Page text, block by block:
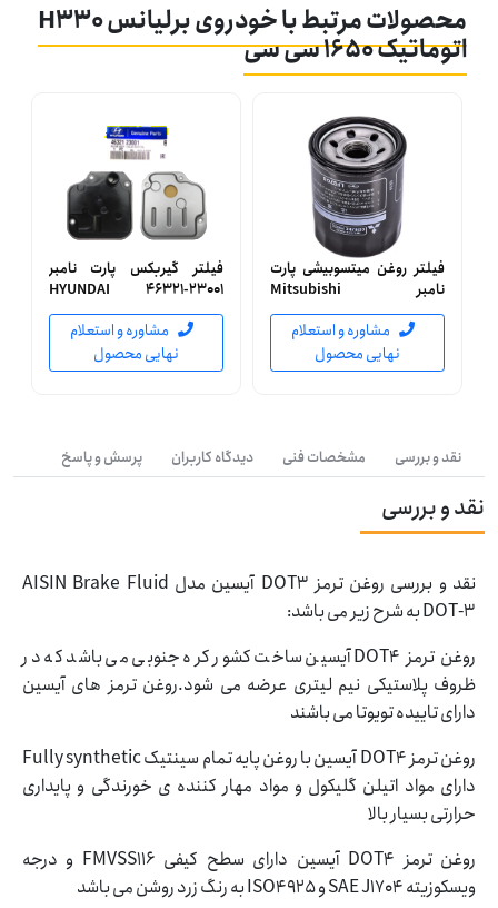
محصولات مرتبط با خودروی برلیانس H330
اتوماتیک 1650 سی سی
فیلتر گیربکس پارت نامبر
HYUNDAI 46321-23001
جنیون (اصلی)
مشاوره و استعلام
نهایی محصول
فيلتر روغن ميتسوبيشی پارت
نامبر Mitsubishi
MD360935 جنیون (اصلی)
مشاوره و استعلام
نهایی محصول
نقد و بررسی مشخصات فنی دیدگاه کاربران پرسش و پاسخ
نقد و بررسی
نقد و بررسی روغن ترمز DOT3 آیسین مدل AISIN Brake Fluid
DOT-3 به شرح زیر می باشد:
روغن ترمز DOT4 آیسین ساخت کشور کره جنوبی می باشد که در
ظروف پلاستیکی نیم لیتری عرضه می شود.روغن ترمز های آیسین
دارای تاییده تویوتا می باشند
روغن ترمز DOT4 آیسین با روغن پایه تمام سینتیک Fully synthetic
دارای مواد اتیلن گلیکول و مواد مهار کننده ی خورندگی و پایداری
حرارتی بسیار بالا
روغن ترمز DOT4 آیسین دارای سطح کیفی FMVSS116 و درجه
ویسکوزیته SAE J1704 و ISO4925 به رنگ زرد روشن می باشد